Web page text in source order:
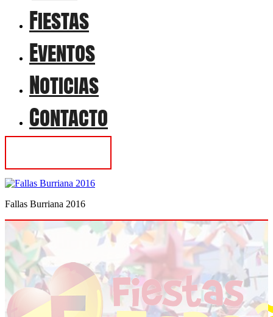
Fiestas
Eventos
Noticias
Contacto
Fallas Burriana 2016